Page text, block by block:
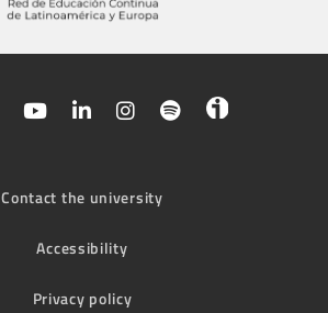
Contact the university
Accessibility
Privacy policy